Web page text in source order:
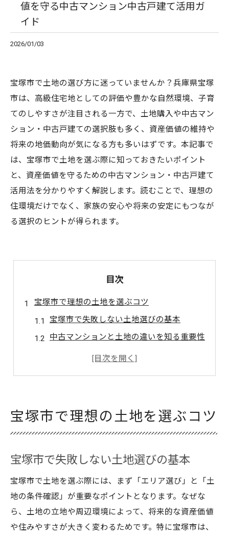
値を守る中古マンション中古戸建て活用ガ
イド
2026/01/03
宝塚市で土地の選び方に迷っていませんか？兵庫県宝塚
市は、高級住宅地としての評価や豊かな自然環境、子育
てのしやすさが注目される一方で、土地購入や中古マン
ション・中古戸建ての選択肢も多く、資産価値の維持や
将来の地価動向が気になる方も多いはずです。本記事で
は、宝塚市で土地を選ぶ際に知っておきたいポイント
と、資産価値を守るための中古マンション・中古戸建て
活用法を分かりやすく解説します。読むことで、理想の
住環境だけでなく、家族の安心や将来の安定にもつなが
る選択のヒントが得られます。
目次
宝塚市で理想の土地を選ぶコツ
宝塚市で失敗しない土地選びの基本
中古マンションと土地の違いを知る重要性
中古戸建ても視野に入れる選択肢
宝塚市で中古戸建ての魅力を体感
子育て世代にも安心の宝塚市中古戸建て
住みやすさを高めるリノベーション活用法
中古戸建てで資産価値を守る選び方
失敗しない宝塚市土地選びのポイント
宝塚市の地価公示情報と選び方
宝塚市で理想の土地を選ぶコツ
宝塚市で失敗しない土地選びの基本
宝塚市で土地を選ぶ際には、まず「エリア選び」と「土
地の条件確認」が重要なポイントとなります。なぜな
ら、土地の立地や周辺環境によって、将来的な資産価値
や住みやすさが大きく変わるためです。特に宝塚市は、